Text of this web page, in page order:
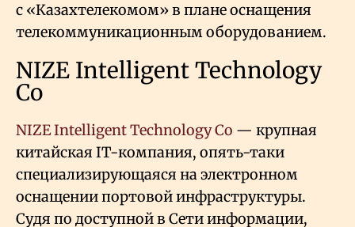
с «Казахтелекомом» в плане оснащения
телекоммуникационным оборудованием.
NIZE Intelligent Technology
Co
NIZE Intelligent Technology Co — крупная
китайская IT-компания, опять-таки
специализирующаяся на электронном
оснащении портовой инфраструктуры.
Судя по доступной в Сети информации,